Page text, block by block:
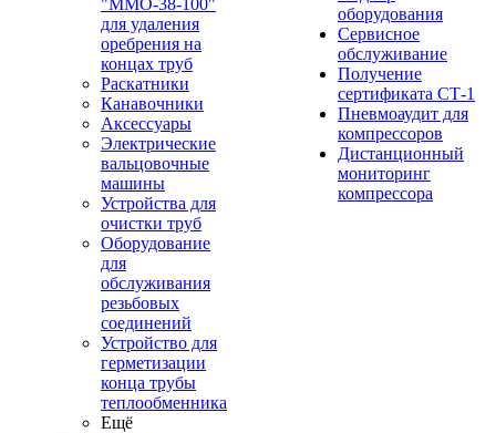
"ММО-38-100"
для удаления
оребрения на
концах труб
Раскатники
Канавочники
Аксессуары
Электрические
вальцовочные
машины
Устройства для
очистки труб
Оборудование
для
обслуживания
резьбовых
соединений
Устройство для
герметизации
конца трубы
теплообменника
Ещё
оборудования
Сервисное
обслуживание
Получение
сертификата СТ-1
Пневмоаудит для
компрессоров
Дистанционный
мониторинг
компрессора